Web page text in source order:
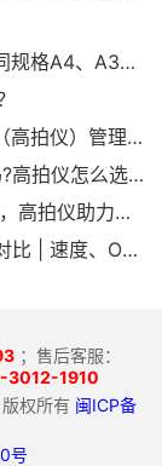
高拍仪入门款和进阶款到底差在哪？不同规格A4、A3的哲林高拍仪怎么选？
鸡西市税务局：车辆购置税档案电子化（高拍仪）管理全面施行
1000 万和 1600 万像素高拍仪区别大吗?高拍仪怎么选像素更合适
学校开启在线课堂直/录播辅助教学设备，高拍仪助力线上网课教学
哲林ZL-HC1002R和紫光N1800高拍仪对比 | 速度、OCR准确率与扩展性谁更适合不动产登记？
；售后客服：
3012-1910
权所有 闽ICP备
号